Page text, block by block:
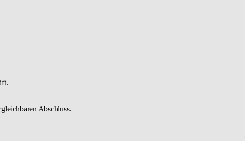
Abschluss.